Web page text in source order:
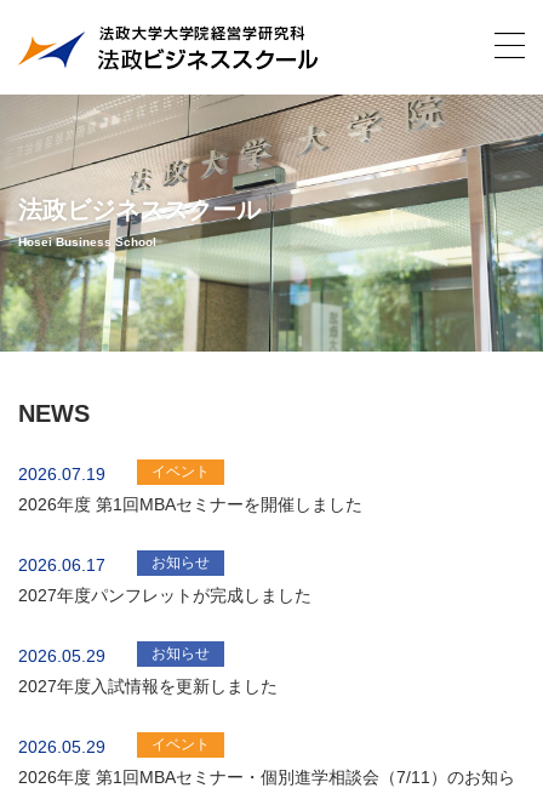
法政ビジネススクール
Hosei Business School
NEWS
2026.07.19 イベント
2026年度 第1回MBAセミナーを開催しました
2026.06.17 お知らせ
2027年度パンフレットが完成しました
2026.05.29 お知らせ
2027年度入試情報を更新しました
2026.05.29 イベント
2026年度 第1回MBAセミナー・個別進学相談会（7/11）のお知ら